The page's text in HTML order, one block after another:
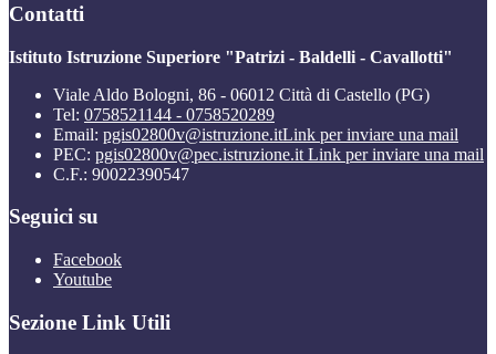
Contatti
Istituto Istruzione Superiore "Patrizi - Baldelli - Cavallotti"
Viale Aldo Bologni, 86 - 06012 Città di Castello (PG)
Tel: 0758521144 - 0758520289
Email: pgis02800v@istruzione.itLink per inviare una mail
PEC: pgis02800v@pec.istruzione.it Link per inviare una mail
C.F.: 90022390547
Seguici su
Facebook
Youtube
Sezione Link Utili